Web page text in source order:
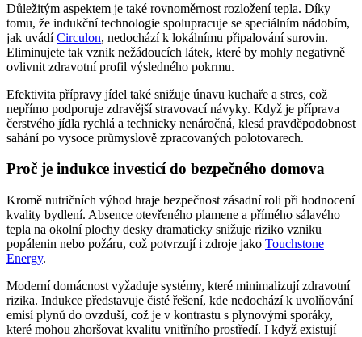
Důležitým aspektem je také rovnoměrnost rozložení tepla. Díky
tomu, že indukční technologie spolupracuje se speciálním nádobím,
jak uvádíCirculon, nedochází k lokálnímu připalování surovin.
Eliminujete tak vznik nežádoucích látek, které by mohly negativně
ovlivnit zdravotní profil výsledného pokrmu.
Efektivita přípravy jídel také snižuje únavu kuchaře a stres, což
nepřímo podporuje zdravější stravovací návyky. Když je příprava
čerstvého jídla rychlá a technicky nenáročná, klesá pravděpodobnost
sahání po vysoce průmyslově zpracovaných polotovarech.
Proč je indukce investicí do bezpečného domova
Kromě nutričních výhod hraje bezpečnost zásadní roli při hodnocení
kvality bydlení. Absence otevřeného plamene a přímého sálavého
tepla na okolní plochy desky dramaticky snižuje riziko vzniku
popálenin nebo požáru, což potvrzují i zdroje jako Touchstone
Energy.
Moderní domácnost vyžaduje systémy, které minimalizují zdravotní
rizika. Indukce představuje čisté řešení, kde nedochází k uvolňování
emisí plynů do ovzduší, což je v kontrastu s plynovými sporáky,
které mohou zhoršovat kvalitu vnitřního prostředí. I když existují